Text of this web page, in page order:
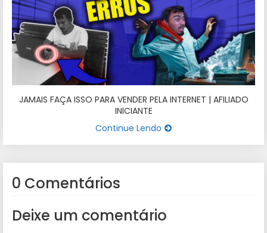
JAMAIS FAÇA ISSO PARA VENDER PELA INTERNET | AFILIADO
INICIANTE
Continue Lendo
0 Comentários
Deixe um comentário